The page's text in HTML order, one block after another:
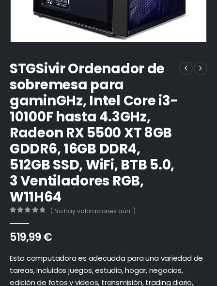
STGSivir Ordenador de
sobremesa para
gaminGHz, Intel Core i3-
10100F hasta 4.3GHz,
Radeon RX 5500 XT 8GB
GDDR6, 16GB DDR4,
512GB SSD, WiFi, BTB 5.0,
3 Ventiladores RGB,
W11H64
( No hay valoraciones aún. )
519,99€
Esta computadora es adecuada para una variedad de
tareas, incluidos juegos, estudio, hogar, negocios,
edición de fotos y videos, transmisión, trading diario,